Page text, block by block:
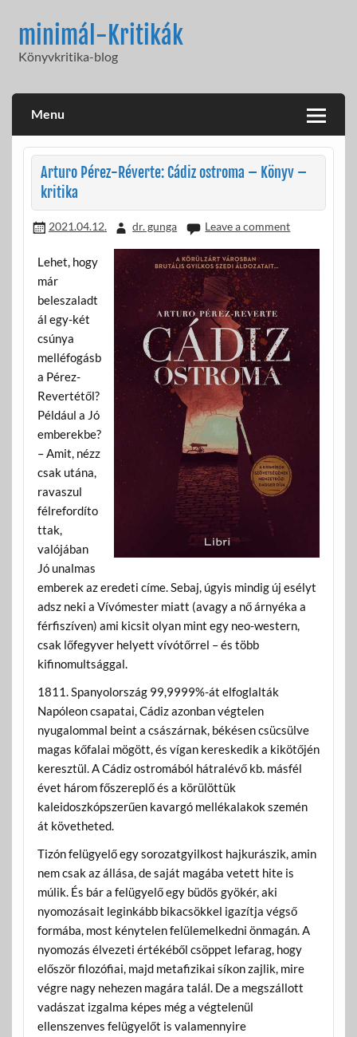
contentminimál-Kritikák
Könyvkritika-blog
Menu
Arturo Pérez-Réverte: Cádiz ostroma – Könyv –
kritika
2021.04.12. dr. gunga Leave a comment
Lehet, hogy
már
beleszaladt
ál egy-két
csúnya
melléfogásb
a Pérez-
Revertétől?
Például a Jó
emberekbe?
– Amit, nézz
csak utána,
ravaszul
félrefordíto
ttak,
valójában
Jó unalmas
emberek az eredeti címe. Sebaj, úgyis mindig új esélyt
adsz neki a Vívómester miatt (avagy a nő árnyéka a
férfiszíven) ami kicsit olyan mint egy neo-western,
csak lőfegyver helyett vívótőrrel – és több
kifinomultsággal.
1811. Spanyolország 99,9999%-át elfoglalták
Napóleon csapatai, Cádiz azonban végtelen
nyugalommal beint a császárnak, békésen csücsülve
magas kőfalai mögött, és vígan kereskedik a kikötőjén
keresztül. A Cádiz ostromából hátralévő kb. másfél
évet három főszereplő és a körülöttük
kaleidoszkópszerűen kavargó mellékalakok szemén
át követheted.
Tizón felügyelő egy sorozatgyilkost hajkurászik, amin
nem csak az állása, de saját magába vetett hite is
múlik. És bár a felügyelő egy büdös gyökér, aki
nyomozásait leginkább bikacsökkel igazítja végső
formába, most kénytelen felülemelkedni önmagán. A
nyomozás élvezeti értékéből csöppet lefarag, hogy
először filozófiai, majd metafizikai síkon zajlik, mire
végre nagy nehezen magára talál. De a megszállott
vadászat izgalma képes még a végtelenül
ellenszenves felügyelőt is valamennyire